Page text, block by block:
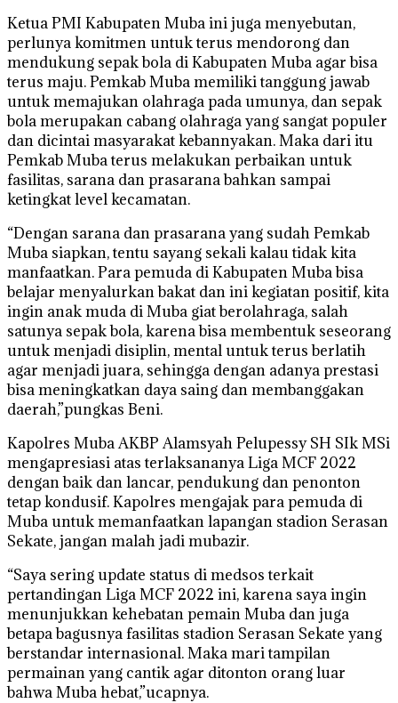
Ketua PMI Kabupaten Muba ini juga menyebutan,
perlunya komitmen untuk terus mendorong dan
mendukung sepak bola di Kabupaten Muba agar bisa
terus maju. Pemkab Muba memiliki tanggung jawab
untuk memajukan olahraga pada umunya, dan sepak
bola merupakan cabang olahraga yang sangat populer
dan dicintai masyarakat kebannyakan. Maka dari itu
Pemkab Muba terus melakukan perbaikan untuk
fasilitas, sarana dan prasarana bahkan sampai
ketingkat level kecamatan.
“Dengan sarana dan prasarana yang sudah Pemkab
Muba siapkan, tentu sayang sekali kalau tidak kita
manfaatkan. Para pemuda di Kabupaten Muba bisa
belajar menyalurkan bakat dan ini kegiatan positif, kita
ingin anak muda di Muba giat berolahraga, salah
satunya sepak bola, karena bisa membentuk seseorang
untuk menjadi disiplin, mental untuk terus berlatih
agar menjadi juara, sehingga dengan adanya prestasi
bisa meningkatkan daya saing dan membanggakan
daerah,”pungkas Beni.
Kapolres Muba AKBP Alamsyah Pelupessy SH SIk MSi
mengapresiasi atas terlaksananya Liga MCF 2022
dengan baik dan lancar, pendukung dan penonton
tetap kondusif. Kapolres mengajak para pemuda di
Muba untuk memanfaatkan lapangan stadion Serasan
Sekate, jangan malah jadi mubazir.
“Saya sering update status di medsos terkait
pertandingan Liga MCF 2022 ini, karena saya ingin
menunjukkan kehebatan pemain Muba dan juga
betapa bagusnya fasilitas stadion Serasan Sekate yang
berstandar internasional. Maka mari tampilan
permainan yang cantik agar ditonton orang luar
bahwa Muba hebat,”ucapnya.